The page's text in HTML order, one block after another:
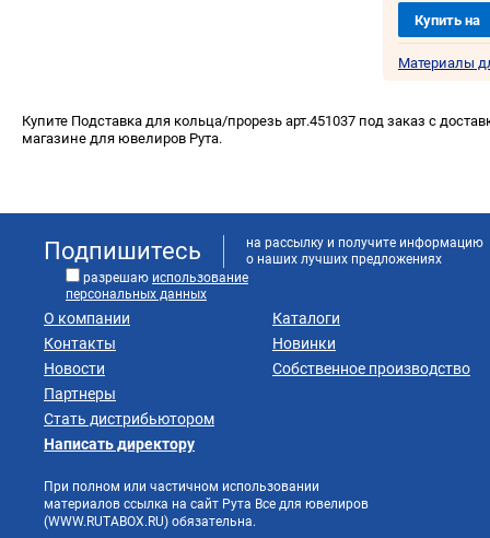
Купить на
Материалы
Купите Подставка для кольца/прорезь арт.451037 под заказ с
магазине для ювелиров Рута.
Подпишитесь
на рассылку и получите информацию
о наших лучших предложениях
разрешаю использование
персональных данных
О компании
Контакты
Новости
Партнеры
Стать дистрибьютором
Каталоги
Новинки
Собственное производство
Написать директору
При полном или частичном использовании
материалов ссылка на сайт Рута Все для ювелиров
(WWW.RUTABOX.RU) обязательна.